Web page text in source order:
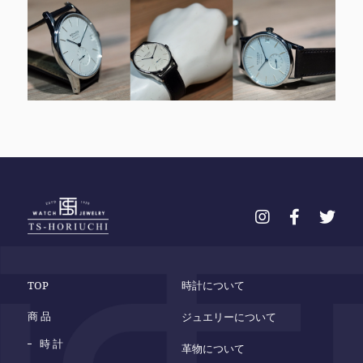
TOP
商 品
時 計
時計について
ジュエリーについて
革物について